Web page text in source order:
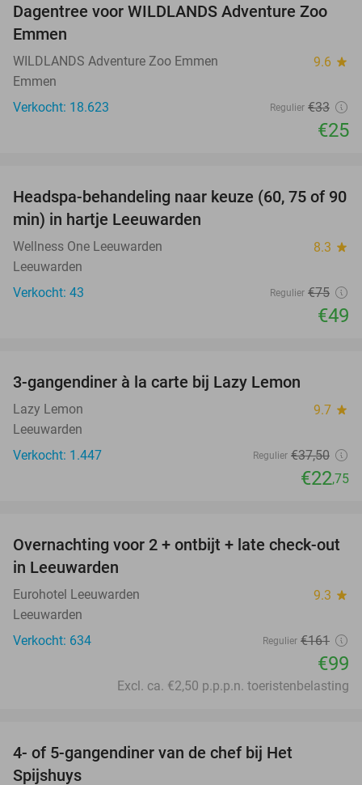
24%
Dagentree voor WILDLANDS Adventure Zoo
Emmen
WILDLANDS Adventure Zoo Emmen 9.6 star
Emmen
Verkocht: 18.623
Regulier €33
€25
35%
Headspa-behandeling naar keuze (60, 75 of 90
min) in hartje Leeuwarden
Wellness One Leeuwarden 8.3 star
Leeuwarden
Verkocht: 43
Regulier €75
€49
3-gangendiner à la carte bij Lazy Lemon
Lazy Lemon 9.7 star
Leeuwarden
Verkocht: 1.447
Regulier €37,50
€22,75
39%
Overnachting voor 2 + ontbijt + late check-out
in Leeuwarden
Eurohotel Leeuwarden 9.3 star
Leeuwarden
Verkocht: 634
Regulier €161
€99
Excl. ca. €2,50 p.p.p.n. toeristenbelasting
4- of 5-gangendiner van de chef bij Het
Spijshuys